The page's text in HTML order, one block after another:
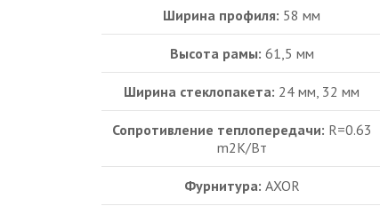
Ширина профиля: 58 мм
Высота рамы: 61,5 мм
Ширина стеклопакета: 24 мм, 32 мм
Сопротивление теплопередачи: R=0.63
m2K/Bт
Фурнитура: AXOR